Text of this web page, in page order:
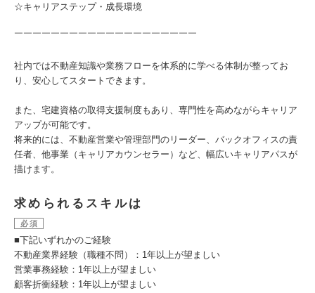
☆キャリアステップ・成長環境
￣￣￣￣￣￣￣￣￣￣￣￣￣￣￣￣￣￣￣￣
社内では不動産知識や業務フローを体系的に学べる体制が整ってお
り、安心してスタートできます。
また、宅建資格の取得支援制度もあり、専門性を高めながらキャリア
アップが可能です。
将来的には、不動産営業や管理部門のリーダー、バックオフィスの責
任者、他事業（キャリアカウンセラー）など、幅広いキャリアパスが
描けます。
求められるスキルは
必須
■下記いずれかのご経験
不動産業界経験（職種不問）：1年以上が望ましい
営業事務経験：1年以上が望ましい
顧客折衝経験：1年以上が望ましい